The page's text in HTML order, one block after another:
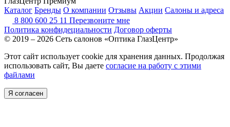
Каталог Бренды О компании Отзывы Акции Салоны и адреса
8 800 600 25 11 Перезвоните мне
Политика конфидециальности Договор оферты
© 2019 – 2026 Сеть салонов «Оптика ГлазЦентр»
Этот сайт использует cookie для хранения данных. Продолжая
использовать сайт, Вы даете согласие на работу с этими
файлами
Я согласен